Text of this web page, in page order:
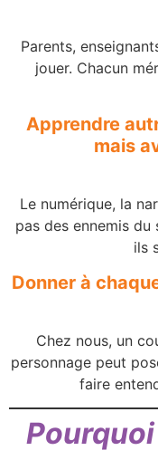
Parents,
jouer. Chacun
Apprendre
mais
Le numérique, la
pas des ennemis
ils
Donner à
Chez nous, un
personnage peut
faire